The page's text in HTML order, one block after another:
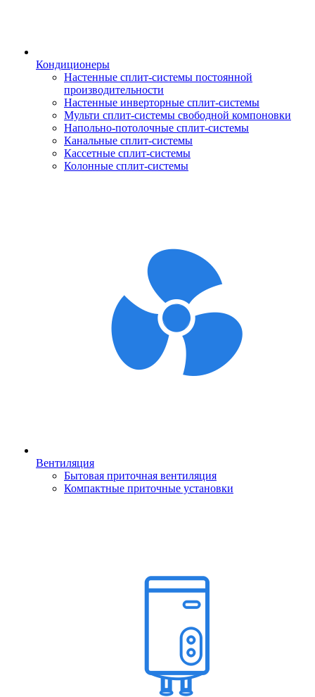
Кондиционеры
Настенные сплит-системы постоянной
производительности
Настенные инверторные сплит-системы
Мульти сплит-системы свободной компоновки
Напольно-потолочные сплит-системы
Канальные сплит-системы
Кассетные сплит-системы
Колонные сплит-системы
Вентиляция
Бытовая приточная вентиляция
Компактные приточные установки